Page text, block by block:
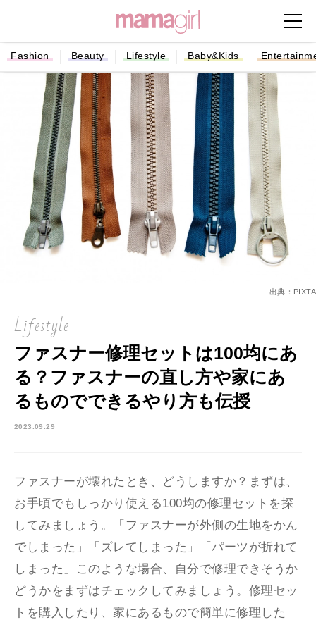
Fashion Beauty Lifestyle Baby&Kids
出典：PIXTA
Lifestyle
ファスナー修理セットは100均にあ
る？ファスナーの直し方や家にあ
るものでできるやり方も伝授
2023.09.29
ファスナーが壊れたとき、どうしますか？まずは、
お手頃でもしっかり使える100均の修理セットを探
してみましょう。「ファスナーが外側の生地をかん
でしまった」「ズレてしまった」「パーツが折れて
しまった」このような場合、自分で修理できそうか
どうかをまずはチェックしてみましょう。修理セッ
トを購入したり、家にあるもので簡単に修理した